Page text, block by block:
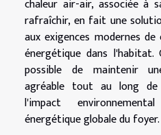
chaleur air-air, associée à
rafraîchir, en fait une
aux exigences modernes
énergétique dans
possible de maintenir
agréable tout au long
l'impact
énergétique globale du foyer.